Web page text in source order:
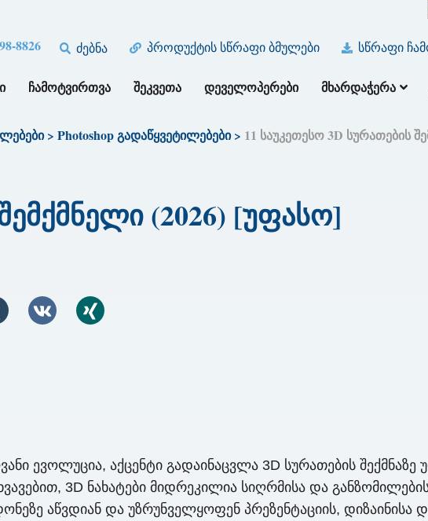
8826 ძებნა პროდუქტის სწრაფი ბმულები სწრაფი
ᲩᲐᲛᲝᲢᲕᲘᲠᲗᲕᲐ ᲨᲔᲙᲕᲔᲗᲐ ᲓᲔᲕᲔᲚᲝᲞᲔᲠᲔᲑᲘ ᲛᲮᲐᲠᲓᲐᲭᲔᲠᲐ
> Photoshop გადაწყვეტილებები> 11 საუკეთესო 3D სურათების
(2026) [უფასო]
ევოლუცია, აქცენტი გადაინაცვლა 3D სურათების
3D ნახატები მიდრეკილია სიღრმისა და
აწვდიან და უზრუნველყოფენ პრეზენტაციის, დიზაინისა